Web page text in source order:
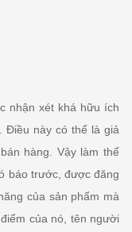
nhận xét khá hữu ích
Điều này có thể là giả
hàng. Vậy làm thế
báo trước, được đăng
của sản phẩm mà
của nó, tên người